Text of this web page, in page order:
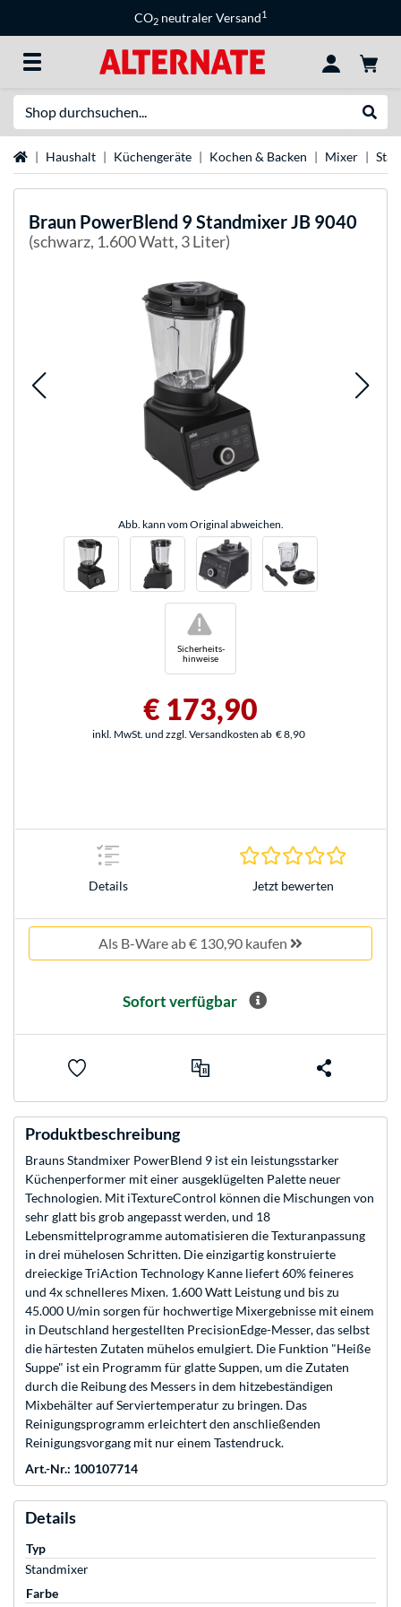
CO2 neutraler Versand1
StartseiteHaushalt Küchengeräte Kochen & Backen Mixer
Braun PowerBlend 9 Standmixer JB 9040
(schwarz, 1.600 Watt, 3 Liter)
Abb. kann vom Original abweichen.
Sicherheits-
hinweise
!
€ 173,90
inkl. MwSt. und zzgl. Versandkosten ab € 8,90
Details Jetzt bewerten
Als B-Ware ab € 130,90 kaufen
Sofort verfügbar
Produktbeschreibung
Brauns Standmixer PowerBlend 9 ist ein leistungsstarker
Küchenperformer mit einer ausgeklügelten Palette neuer
Technologien. Mit iTextureControl können die Mischungen von
sehr glatt bis grob angepasst werden, und 18
Lebensmittelprogramme automatisieren die Texturanpassung
in drei mühelosen Schritten. Die einzigartig konstruierte
dreieckige TriAction Technology Kanne liefert 60% feineres
und 4x schnelleres Mixen. 1.600 Watt Leistung und bis zu
45.000 U/min sorgen für hochwertige Mixergebnisse mit einem
in Deutschland hergestellten PrecisionEdge-Messer, das selbst
die härtesten Zutaten mühelos emulgiert. Die Funktion "Heiße
Suppe" ist ein Programm für glatte Suppen, um die Zutaten
durch die Reibung des Messers in dem hitzebeständigen
Mixbehälter auf Serviertemperatur zu bringen. Das
Reinigungsprogramm erleichtert den anschließenden
Reinigungsvorgang mit nur einem Tastendruck.
Art.-Nr.: 100107714
Details
Typ
Standmixer
Farbe